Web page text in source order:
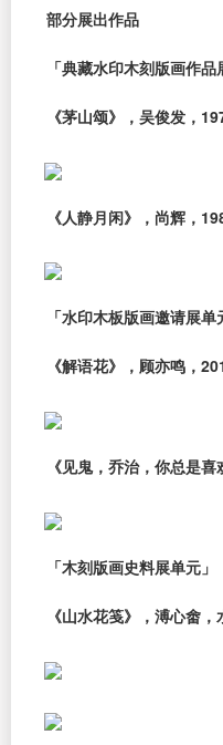
部分展出作品
「典藏水印木刻版画作品
《茅山颂》，吴俊发，
《人静月闲》，尚辉，
「水印木板版画邀请展单
《解语花》，顾亦鸣，
《见鬼，乔治，你总是
「木刻版画史料展单元」
《山水花笺》，溥心畬